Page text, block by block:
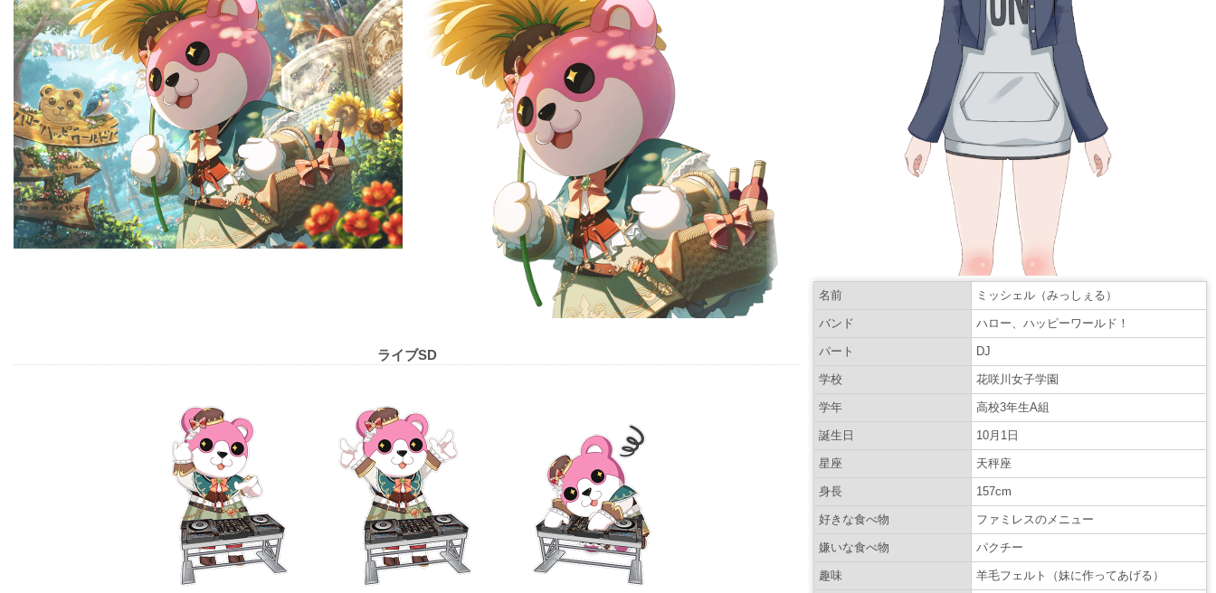
ライブSD
名前 ミッシェル（みっしぇる）
バンド ハロー、ハッピーワールド！
パート DJ
学校 花咲川女子学園
学年 高校3年生A組
誕生日 10月1日
星座 天秤座
身長 157cm
好きな食べ物 ファミレスのメニュー
嫌いな食べ物 パクチー
趣味 羊毛フェルト（妹に作ってあげる）